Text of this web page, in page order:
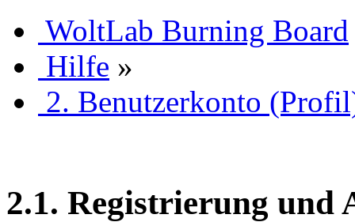
WoltLab Burning Board
Hilfe »
2. Benutzerkonto
2.1. Registrierung und